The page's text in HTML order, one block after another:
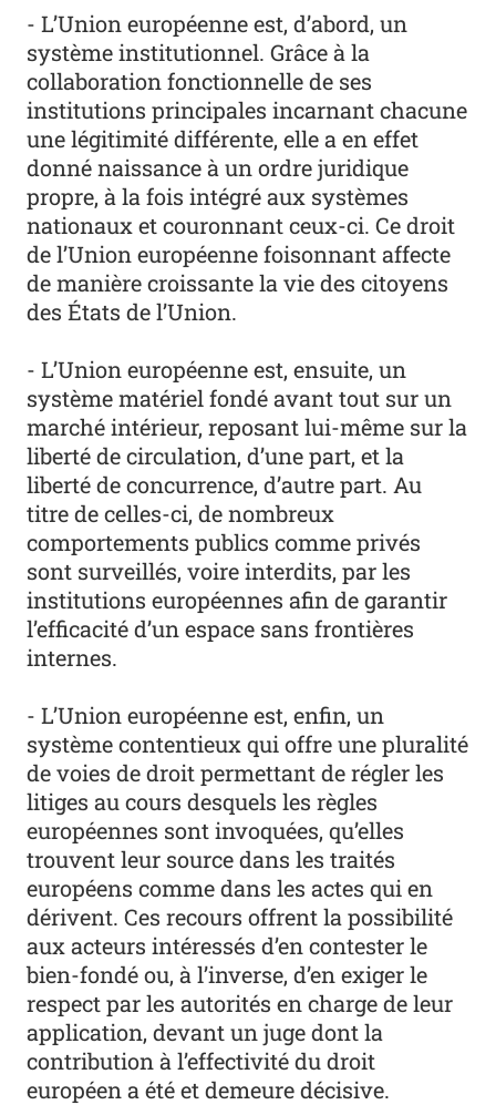
- L’Union européenne est, d’abord, un
système institutionnel. Grâce à la
collaboration fonctionnelle de ses
institutions principales incarnant chacune
une légitimité différente, elle a en effet
donné naissance à un ordre juridique
propre, à la fois intégré aux systèmes
nationaux et couronnant ceux-ci. Ce droit
de l’Union européenne foisonnant affecte
de manière croissante la vie des citoyens
des États de l’Union.
- L’Union européenne est, ensuite, un
système matériel fondé avant tout sur un
marché intérieur, reposant lui-même sur la
liberté de circulation, d’une part, et la
liberté de concurrence, d’autre part. Au
titre de celles-ci, de nombreux
comportements publics comme privés
sont surveillés, voire interdits, par les
institutions européennes afin de garantir
l’efficacité d’un espace sans frontières
internes.
- L’Union européenne est, enfin, un
système contentieux qui offre une pluralité
de voies de droit permettant de régler les
litiges au cours desquels les règles
européennes sont invoquées, qu’elles
trouvent leur source dans les traités
européens comme dans les actes qui en
dérivent. Ces recours offrent la possibilité
aux acteurs intéressés d’en contester le
bien-fondé ou, à l’inverse, d’en exiger le
respect par les autorités en charge de leur
application, devant un juge dont la
contribution à l’effectivité du droit
européen a été et demeure décisive.